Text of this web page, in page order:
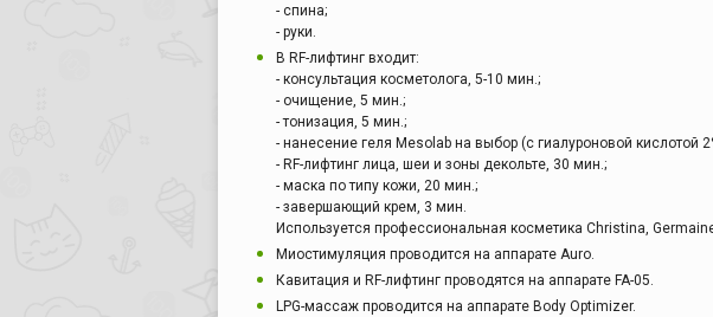
- спина;
- руки.
В RF-лифтинг входит:
- консультация косметолога, 5-10 мин.;
- очищение, 5 мин.;
- тонизация, 5 мин.;
- нанесение геля Mesolab на выбор (с гиалуроновой
- RF-лифтинг лица, шеи и зоны декольте, 30 мин.;
- маска по типу кожи, 20 мин.;
- завершающий крем, 3 мин.
Используется профессиональная косметика Christina,
Миостимуляция проводится на аппарате Auro.
Кавитация и RF-лифтинг проводятся на аппарате FA-05.
LPG-массаж проводится на аппарате Body Optimizer.